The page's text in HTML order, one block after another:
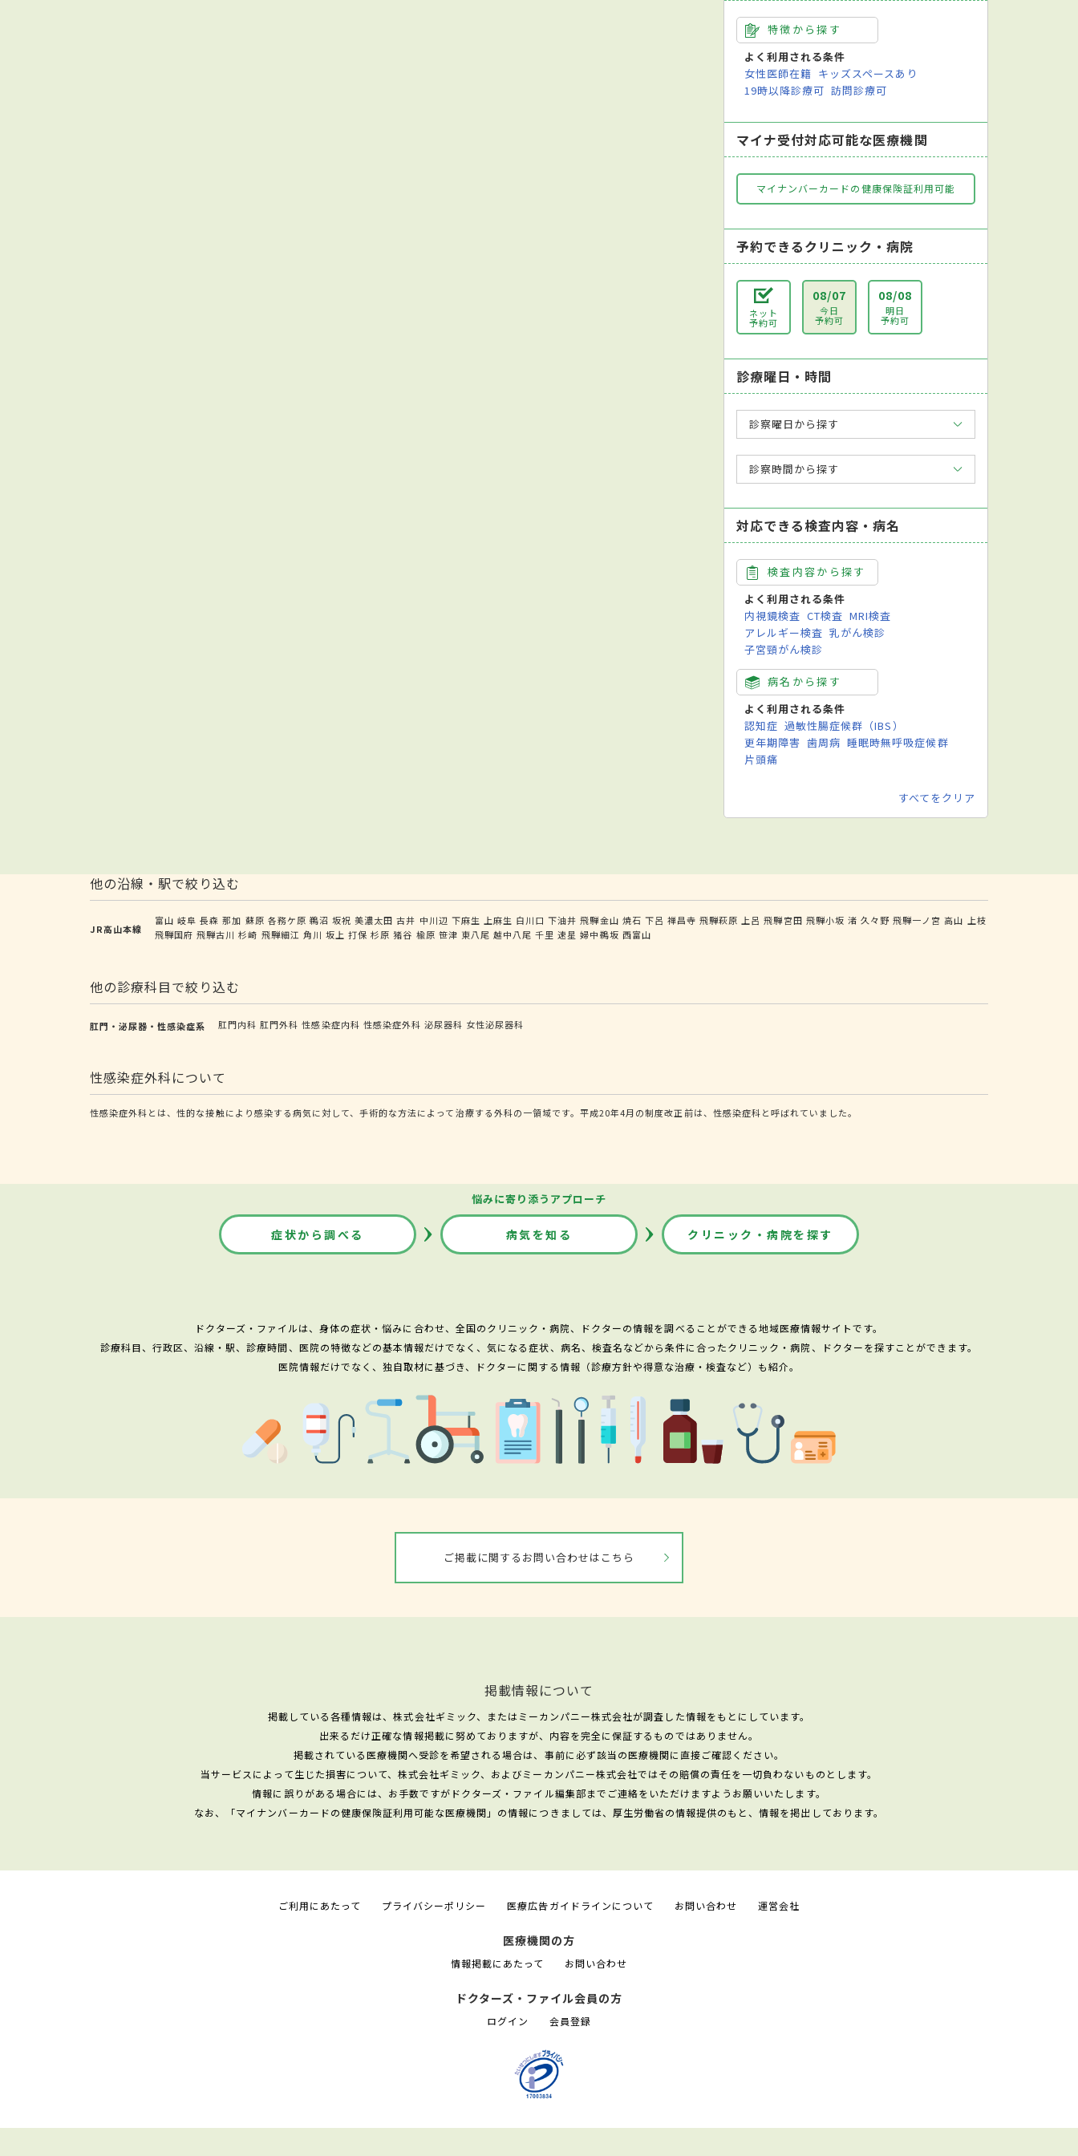
特徴から探す
よく利用される条件
女性医師在籍 キッズスペースあり
19時以降診療可 訪問診療可
マイナ受付対応可能な医療機関
マイナンバーカードの健康保険証利用可能
予約できるクリニック・病院
ネット
予約可
08/07
今日
予約可
08/08
明日
予約可
診療曜日・時間
診察曜日から探す
診察時間から探す
対応できる検査内容・病名
検査内容から探す
よく利用される条件
内視鏡検査 CT検査 MRI検査
アレルギー検査 乳がん検診
子宮頸がん検診
病名から探す
よく利用される条件
認知症 過敏性腸症候群（IBS）
更年期障害 歯周病 睡眠時無呼吸症候群
片頭痛
すべてをクリア
他の沿線・駅で絞り込む
JR高山本線
富山 岐阜 長森 那加 蘇原 各務ケ原 鵜沼 坂祝 美濃太田 古井 中川辺 下麻生 上麻生 白川口 下油井 飛騨金山 焼石 下呂 禅昌寺 飛騨萩原 上呂 飛騨宮田 飛騨小坂 渚 久々野 飛騨一ノ宮 高山
上枝
飛騨国府 飛騨古川 杉崎 飛騨細江 角川 坂上 打保 杉原 猪谷 楡原 笹津 東八尾 越中八尾 千里 速星 婦中鵜坂 西富山
他の診療科目で絞り込む
肛門・泌尿器・性感染症系 肛門内科 肛門外科 性感染症内科 性感染症外科 泌尿器科 女性泌尿器科
性感染症外科について
性感染症外科とは、性的な接触により感染する病気に対して、手術的な方法によって治療する外科の一領域です。平成20年4月の制度改正前は、性感染症科と呼ばれていました。
悩みに寄り添うアプローチ
症状から調べる 病気を知る クリニック・病院を探す
ドクターズ・ファイルは、身体の症状・悩みに合わせ、全国のクリニック・病院、ドクターの情報を調べることができる地域医療情報サイトです。
診療科目、行政区、沿線・駅、診療時間、医院の特徴などの基本情報だけでなく、気になる症状、病名、検査名などから条件に合ったクリニック・病院、ドクターを探すことができます。
医院情報だけでなく、独自取材に基づき、ドクターに関する情報（診療方針や得意な治療・検査など）も紹介。
ご掲載に関するお問い合わせはこちら
掲載情報について
掲載している各種情報は、株式会社ギミック、またはミーカンパニー株式会社が調査した情報をもとにしています。
出来るだけ正確な情報掲載に努めておりますが、内容を完全に保証するものではありません。
掲載されている医療機関へ受診を希望される場合は、事前に必ず該当の医療機関に直接ご確認ください。
当サービスによって生じた損害について、株式会社ギミック、およびミーカンパニー株式会社ではその賠償の責任を一切負わないものとします。
情報に誤りがある場合には、お手数ですがドクターズ・ファイル編集部までご連絡をいただけますようお願いいたします。
なお、「マイナンバーカードの健康保険証利用可能な医療機関」の情報につきましては、厚生労働省の情報提供のもと、情報を掲出しております。
ご利用にあたって プライバシーポリシー 医療広告ガイドラインについて お問い合わせ 運営会社
医療機関の方
情報掲載にあたって お問い合わせ
ドクターズ・ファイル会員の方
ログイン 会員登録